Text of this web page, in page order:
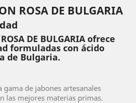
ROSA DE BULGARIA
DE BULGARIA ofrece
formuladas con ácido
de Bulgaria.
de jabones artesanales
las mejores materias primas.